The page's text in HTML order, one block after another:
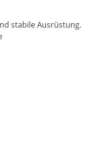
stabile Ausrüstung.